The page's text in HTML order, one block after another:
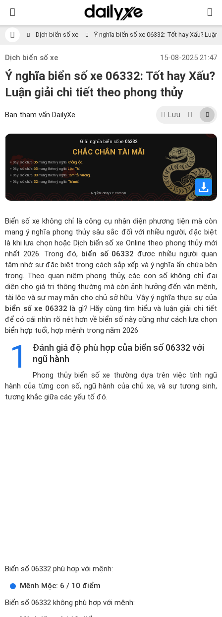
Dịch biển số xe Ý nghĩa biển số xe 06332: Tốt hay Xấu?
Dịch biển số xe 15-08-2025 21:47
Ý nghĩa biển số xe 06332: Tốt hay Xấu?
Luận giải chi tiết theo phong thủy
Ban tham vấn DailyXe Lưu
Giải nghĩa biển số xe 06332
CHẮC CHẮN TÀI MÃI
» Dãy số chứa06 mang thêm ý nghĩa Không lộc.
» Dãy số chứa 63 mang thêm ý nghĩaLộc Tài.
» Dãy số chứa 33 mang thêm ý nghĩaTam tài vương.
» Dãy số chứa 32 mang thêm ý nghĩa Tài mãi.
Nguồn: dailyxe.com.vn
Biển số xe không chỉ là công cụ nhận diện phương tiện mà còn
mang ý nghĩa phong thủy sâu sắc đối với nhiều người, đặc biệt
là khi lựa chọn hoặcDịch biển số xe Online theo phong thủy mới
nhất 2026. Trong đó, biển số 06332 được nhiều người quan
tâm nhờ sự đặc biệt trong cách sắp xếp và ý nghĩa ẩn chứa bên
trong. Theo quan niệm phong thủy, các con số không chỉ đại
diện cho giá trị thông thường mà còn ảnh hưởng đến vận mệnh,
tài lộc và sự may mắn cho chủ sở hữu. Vậy ý nghĩa thực sự của
biển số xe 06332 là gì? Hãy cùng tìm hiểu và luận giải chi tiết
để có cái nhìn rõ nét hơn về biển số này cũng như cách lựa chọn
biển hợp tuổi, hợp mệnh trong năm 2026
1
Đánh giá độ phù hợp của biển số 06332 với
ngũ hành
Phong thủy biển số xe thường dựa trên việc tính ngũ
hành của từng con số, ngũ hành của chủ xe, và sự tương sinh,
tương khắc giữa các yếu tố đó.
Biển số 06332 phù hợp với mệnh:
Mệnh Mộc: 6 / 10 điểm
Biển số 06332 không phù hợp với mệnh: